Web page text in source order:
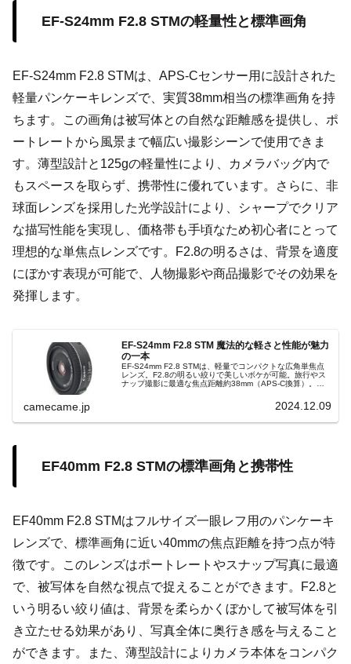
EF-S24mm F2.8 STMの軽量性と標準画角
EF-S24mm F2.8 STMは、APS-Cセンサー用に設計された
軽量パンケーキレンズで、実質38mm相当の標準画角を持
ちます。この画角は被写体との自然な距離感を提供し、ポ
ートレートから風景まで幅広い撮影シーンで使用できま
す。薄型設計と125gの軽量性により、カメラバッグ内で
もスペースを取らず、携帯性に優れています。さらに、非
球面レンズを採用した光学設計により、シャープでクリア
な描写性能を実現し、価格帯も手頃なため初心者にとって
理想的な単焦点レンズです。F2.8の明るさは、背景を適度
にぼかす表現が可能で、人物撮影や商品撮影でその効果を
発揮します。
EF-S24mm F2.8 STM 魔法的な軽さと性能が魅力
の一本
EF-S24mm F2.8 STMは、軽量でコンパクトな広角単焦点
レンズ。F2.8の明るい絞りで美しいボケが可能。旅行やス
ナップ撮影に最適な焦点距離約38mm（APS-C換算）。最
camecame.jp 2024.12.09
EF40mm F2.8 STMの標準画角と携帯性
EF40mm F2.8 STMはフルサイズ一眼レフ用のパンケーキ
レンズで、標準画角に近い40mmの焦点距離を持つ点が特
徴です。このレンズはポートレートやスナップ写真に最適
で、被写体を自然な視点で捉えることができます。F2.8と
いう明るい絞り値は、背景を柔らかくぼかして被写体を引
き立たせる効果があり、写真全体に奥行き感を与えること
ができます。また、薄型設計によりカメラ本体をコンパク